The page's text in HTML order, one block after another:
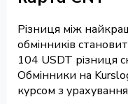
Різниця між
обмінників
104 USDT різниця
Обмінники на
курсом з